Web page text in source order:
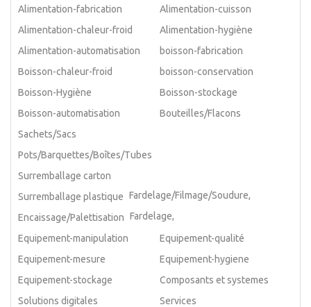
Alimentation-fabrication
Alimentation-cuisson
Alimentation-chaleur-froid
Alimentation-hygiène
Alimentation-automatisation
boisson-fabrication
Boisson-chaleur-froid
boisson-conservation
Boisson-Hygiène
Boisson-stockage
Boisson-automatisation
Bouteilles/Flacons
Sachets/Sacs
Pots/Barquettes/Boîtes/Tubes
Surremballage carton
Surremballage plastique Fardelage/Filmage/Soudure,
Encaissage/Palettisation Fardelage,
Equipement-manipulation
Equipement-qualité
Equipement-mesure
Equipement-hygiene
Equipement-stockage
Composants et systemes
Solutions digitales
Services